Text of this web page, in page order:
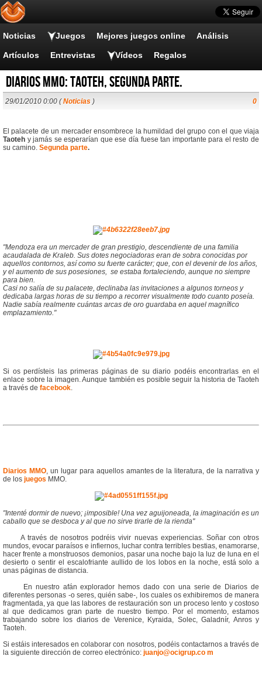
Noticias Juegos Mejores juegos online Análisis
Artículos Entrevistas Vídeos Regalos
Diarios MMO: Taoteh, segunda parte.
29/01/2010 0:00 (Noticias ) 0
El palacete de un mercader ensombrece la humildad del grupo con el que viaja
Taoteh y jamás se esperarían que ese día fuese tan importante para el resto de
su camino. Segunda parte.
"Mendoza era un mercader de gran prestigio, descendiente de una familia
acaudalada de Kraleb. Sus dotes negociadoras eran de sobra conocidas por
aquellos contornos, así como su fuerte carácter; que, con el devenir de los años,
y el aumento de sus posesiones, se estaba fortaleciendo, aunque no siempre
para bien.
Casi no salía de su palacete, declinaba las invitaciones a algunos torneos y
dedicaba largas horas de su tiempo a recorrer visualmente todo cuanto poseía.
Nadie sabía realmente cuántas arcas de oro guardaba en aquel magnífico
emplazamiento."
Si os perdísteis las primeras páginas de su diario podéis encontrarlas en el
enlace sobre la imagen. Aunque también es posible seguir la historia de Taoteh
a través de facebook.
Diarios MMO, un lugar para aquellos amantes de la literatura, de la narrativa y
de los juegos MMO.
"Intenté dormir de nuevo; ¡imposible! Una vez aguijoneada, la imaginación es un
caballo que se desboca y al que no sirve tirarle de la rienda"
A través de nosotros podréis vivir nuevas experiencias. Soñar con otros
mundos, evocar paraísos e infiernos, luchar contra terribles bestias, enamorarse,
hacer frente a monstruosos demonios, pasar una noche bajo la luz de luna en el
desierto o sentir el escalofriante aullido de los lobos en la noche, está solo a
unas páginas de distancia.
En nuestro afán explorador hemos dado con una serie de Diarios de
diferentes personas -o seres, quién sabe-, los cuales os exhibiremos de manera
fragmentada, ya que las labores de restauración son un proceso lento y costoso
al que dedicamos gran parte de nuestro tiempo. Por el momento, estamos
trabajando sobre los diarios de Verenice, Kyraida, Solec, Galadnír, Anros y
Taoteh.
Si estáis interesados en colaborar con nosotros, podéis contactarnos a través de
la siguiente dirección de correo electrónico: juanjo@ocigrup.co m